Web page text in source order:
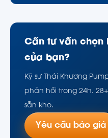
Cần tư vấn chọn
của bạn?
Kỹ sư Thái Khương
phản hồi trong 24h.
sẵn kho.
Yêu cầu báo giá